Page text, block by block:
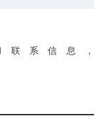
系信息，